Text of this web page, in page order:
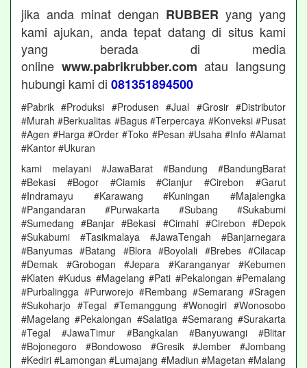
jika anda minat dengan RUBBER yang yang
kami ajukan, anda tepat datang di situs kami
yang berada di media
online www.pabrikrubber.com atau langsung
hubungi kami di 081351894500
#Pabrik #Produksi #Produsen #Jual #Grosir #Distributor
#Murah #Berkualitas #Bagus #Terpercaya #Konveksi #Pusat
#Agen #Harga #Order #Toko #Pesan #Usaha #Info #Alamat
#Kantor #Ukuran
kami melayani #JawaBarat #Bandung #BandungBarat
#Bekasi #Bogor #Ciamis #Cianjur #Cirebon #Garut
#Indramayu #Karawang #Kuningan #Majalengka
#Pangandaran #Purwakarta #Subang #Sukabumi
#Sumedang #Banjar #Bekasi #Cimahi #Cirebon #Depok
#Sukabumi #Tasikmalaya #JawaTengah #Banjarnegara
#Banyumas #Batang #Blora #Boyolali #Brebes #Cilacap
#Demak #Grobogan #Jepara #Karanganyar #Kebumen
#Klaten #Kudus #Magelang #Pati #Pekalongan #Pemalang
#Purbalingga #Purworejo #Rembang #Semarang #Sragen
#Sukoharjo #Tegal #Temanggung #Wonogiri #Wonosobo
#Magelang #Pekalongan #Salatiga #Semarang #Surakarta
#Tegal #JawaTimur #Bangkalan #Banyuwangi #Blitar
#Bojonegoro #Bondowoso #Gresik #Jember #Jombang
#Kediri #Lamongan #Lumajang #Madiun #Magetan #Malang